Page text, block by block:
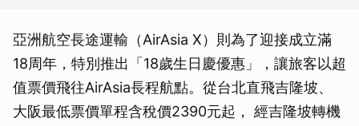
亞洲航空長途運輸（AirAsia X）則為了迎接成立滿
18周年，特別推出「18歲生日慶優惠」，讓旅客以超
值票價飛往AirAsia長程航點。從台北直飛吉隆坡、
大阪最低票價單程含稅價2390元起， 經吉隆坡轉機